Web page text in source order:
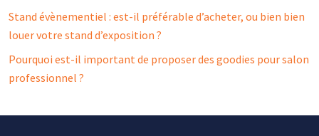
Stand évènementiel : est-il préférable d’acheter, ou bien bien
louer votre stand d’exposition ?
Pourquoi est-il important de proposer des goodies pour salon
professionnel ?